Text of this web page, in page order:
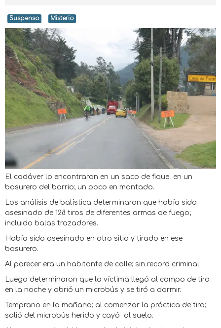
Suspenso Misterio
El cadáver lo encontraron en un saco de fique en un
basurero del barrio; un poco en montado.
Los análisis de balística determinaron que había sido
asesinado de 128 tiros de diferentes armas de fuego;
incluido balas trazadores.
Había sido asesinado en otro sitio y tirado en ese
basurero.
Al parecer era un habitante de calle; sin record criminal.
Luego determinaron que la víctima llegó al campo de tiro
en la noche y abrió un microbús y se tiró a dormir.
Temprano en la mañana; al comenzar la práctica de tiro;
salió del microbús herido y cayó al suelo.